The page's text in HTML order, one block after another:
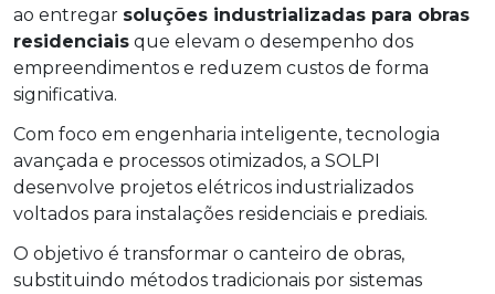
ao entregar soluções industrializadas para obras
residenciais que elevam o desempenho dos
empreendimentos e reduzem custos de forma
significativa.
Com foco em engenharia inteligente, tecnologia
avançada e processos otimizados, a SOLPI
desenvolve projetos elétricos industrializados
voltados para instalações residenciais e prediais.
O objetivo é transformar o canteiro de obras,
substituindo métodos tradicionais por sistemas